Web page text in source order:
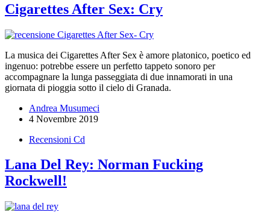
Cigarettes After Sex: Cry
La musica dei Cigarettes After Sex è amore platonico, poetico ed
ingenuo: potrebbe essere un perfetto tappeto sonoro per
accompagnare la lunga passeggiata di due innamorati in una
giornata di pioggia sotto il cielo di Granada.
Andrea Musumeci
4 Novembre 2019
Recensioni Cd
Lana Del Rey: Norman Fucking
Rockwell!